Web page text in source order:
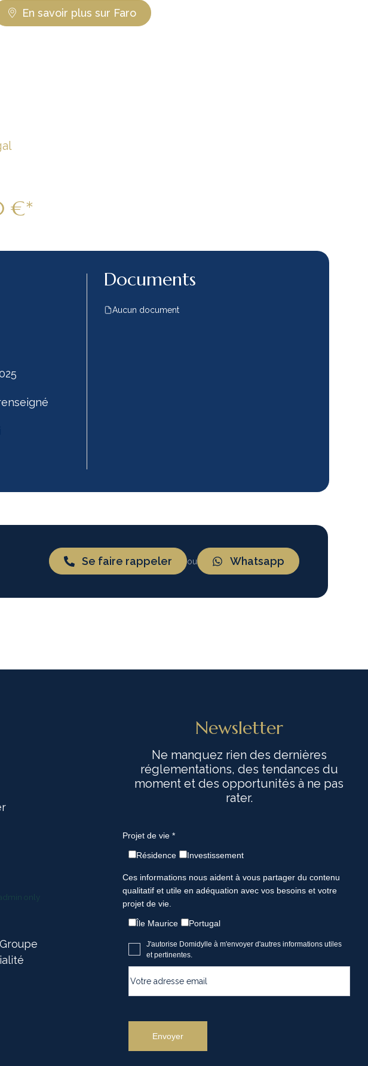
En savoir plus sur Faro
€*
Documents
Aucun document
Se faire rappeler ou Whatsapp
only
Newsletter
Ne manquez rien des dernières
réglementations, des tendances du
moment et des opportunités à ne pas
rater.
Projet de vie *
Résidence Investissement
Ces informations nous aident à vous partager du contenu
qualitatif et utile en adéquation avec vos besoins et votre
projet de vie.
Île Maurice Portugal
J'autorise Domidylle à m'envoyer d'autres informations utiles
et pertinentes.